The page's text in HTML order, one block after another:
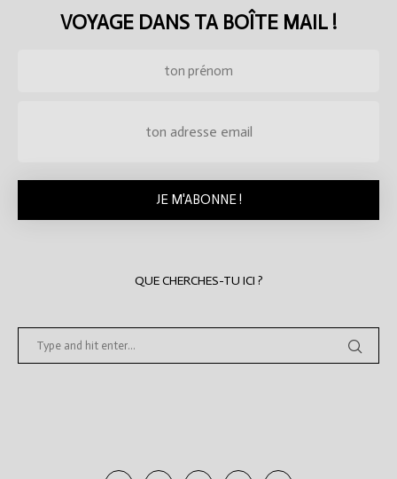
VOYAGE DANS TA BOÎTE MAIL !
QUE CHERCHES-TU ICI ?